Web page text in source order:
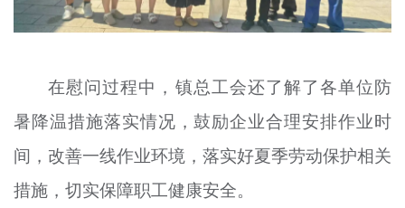
在慰问过程中，镇总工会还了解了各单位防
暑降温措施落实情况，鼓励企业合理安排作业时
间，改善一线作业环境，落实好夏季劳动保护相关
措施，切实保障职工健康安全。